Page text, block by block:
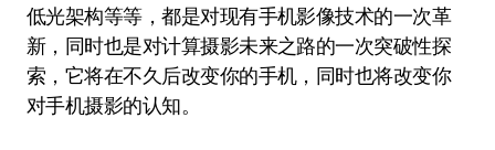
低光架构等等，都是对现有手机影像技术的一次革
新，同时也是对计算摄影未来之路的一次突破性探
索，它将在不久后改变你的手机，同时也将改变你
对手机摄影的认知。